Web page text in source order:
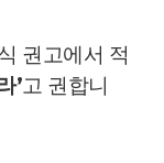
권고에서 적
’고 권합니